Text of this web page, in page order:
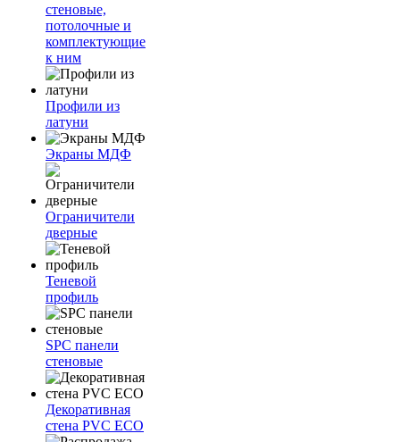
стеновые,
потолочные и
комплектующие
к ним
Профили из
латуни
Экраны МДФ
Ограничители
дверные
Теневой
профиль
SPC панели
стеновые
Декоративная
стена PVC ECO